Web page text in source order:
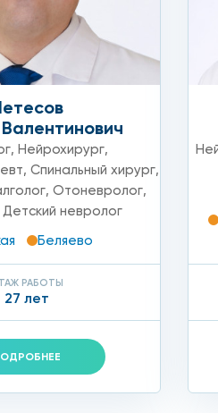
пациента. Но с такими
Валентинович
, Нейрохирург,
, Спинальный хирург,
,Отоневролог,
Детский невролог
Беляево
РАБОТЫ
27 лет